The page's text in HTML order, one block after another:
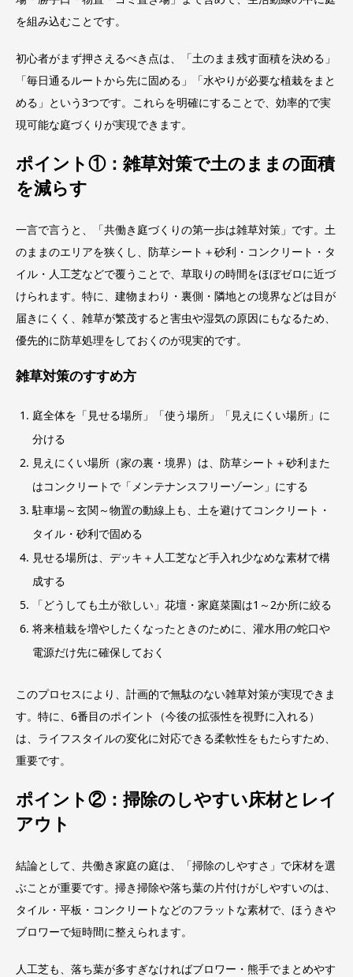
を組み込むことです。
初心者がまず押さえるべき点は、「土のまま残す面積を決める」
「毎日通るルートから先に固める」「水やりが必要な植栽をまと
める」という3つです。これらを明確にすることで、効率的で実
現可能な庭づくりが実現できます。
ポイント①：雑草対策で土のままの面積
を減らす
一言で言うと、「共働き庭づくりの第一歩は雑草対策」です。土
のままのエリアを狭くし、防草シート＋砂利・コンクリート・タ
イル・人工芝などで覆うことで、草取りの時間をほぼゼロに近づ
けられます。特に、建物まわり・裏側・隣地との境界などは目が
届きにくく、雑草が繁茂すると害虫や湿気の原因にもなるため、
優先的に防草処理をしておくのが現実的です。
雑草対策のすすめ方
庭全体を「見せる場所」「使う場所」「見えにくい場所」に
分ける
見えにくい場所（家の裏・境界）は、防草シート＋砂利また
はコンクリートで「メンテナンスフリーゾーン」にする
駐車場～玄関～物置の動線上も、土を避けてコンクリート・
タイル・砂利で固める
見せる場所は、デッキ＋人工芝など手入れ少なめな素材で構
成する
「どうしても土が欲しい」花壇・家庭菜園は1～2か所に絞る
将来植栽を増やしたくなったときのために、灌水用の蛇口や
電源だけ先に確保しておく
このプロセスにより、計画的で無駄のない雑草対策が実現できま
す。特に、6番目のポイント（今後の拡張性を視野に入れる）
は、ライフスタイルの変化に対応できる柔軟性をもたらすため、
重要です。
ポイント②：掃除のしやすい床材とレイ
アウト
結論として、共働き家庭の庭は、「掃除のしやすさ」で床材を選
ぶことが重要です。掃き掃除や落ち葉の片付けがしやすいのは、
タイル・平板・コンクリートなどのフラットな素材で、ほうきや
ブロワーで短時間に整えられます。
人工芝も、落ち葉が多すぎなければブロワー・熊手でまとめやす